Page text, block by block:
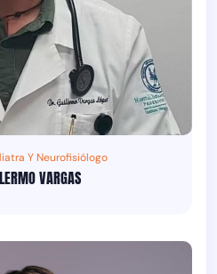
Y Neurofisiólogo
VARGAS